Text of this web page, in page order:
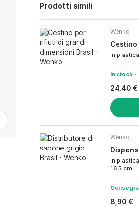
Prodotti simili
Wenko
Cestino
In
In stock
24,40 €
Wenko
In
16,5 cm
8,90 €